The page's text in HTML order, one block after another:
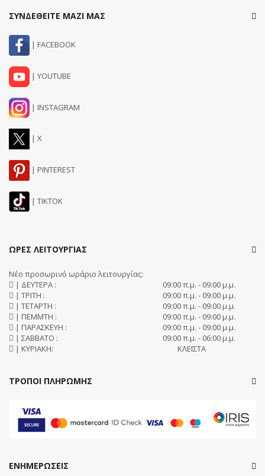
ΣΥΝΔΕΘΕΙΤΕ ΜΑΖΙ ΜΑΣ
| FACEBOOK
| YOUTUBE
| INSTAGRAM
| X
| PINTEREST
| TIKTOK
ΩΡΕΣ ΛΕΙΤΟΥΡΓΙΑΣ
Νέο προσωρινό ωράριο λειτουργίας:
| ΔΕΥΤΕΡΑ :
09:00 π.μ. - 09:00 μ.μ.
| ΤΡΙΤΗ :
09:00 π.μ. - 09:00 μ.μ.
| ΤΕΤΑΡΤΗ :
09:00 π.μ. - 09:00 μ.μ.
| ΠΕΜΜΤΗ :
09:00 π.μ. - 09:00 μ.μ.
| ΠΑΡΑΣΚΕΥΗ :
09:00 π.μ. - 09:00 μ.μ.
| ΣΑΒΒΑΤΟ :
09:00 π.μ. - 06:00 μ.μ.
| ΚΥΡΙΑΚΗ:
ΚΛΕΙΣΤΑ
ΤΡΟΠΟΙ ΠΛΗΡΩΜΗΣ
ΕΝΗΜΕΡΩΣΕΙΣ